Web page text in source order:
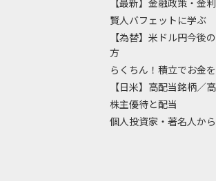
【最新】金融政策・金
賢人バフェットに学ぶ
【為替】米ドル円今後
方
らくちん！積立でお金
【日米】高配当銘柄／
株主優待と配当
個人投資家・著名人か